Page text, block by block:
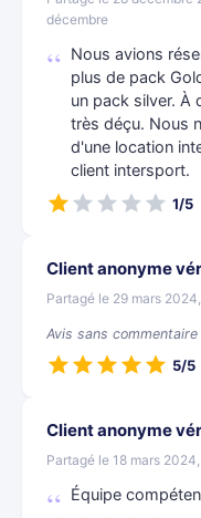
décembre
Nous avions
plus de pack
un pack silver. À
très déçu. Nous
d'une location
client intersport.
1/5
Client anonyme
Partagé le 29 mars
Avis sans commentaire
5/5
Client anonyme
Partagé le 18 mars
Équipe